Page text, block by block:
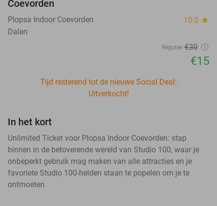
Coevorden
Plopsa Indoor Coevorden 10.0 star
Dalen
Regulier €30
€15
Tijd resterend tot de nieuwe Social Deal:
Uitverkocht!
In het kort
Unlimited Ticket voor Plopsa Indoor Coevorden: stap
binnen in de betoverende wereld van Studio 100, waar je
onbeperkt gebruik mag maken van alle attracties en je
favoriete Studio 100-helden staan te popelen om je te
ontmoeten